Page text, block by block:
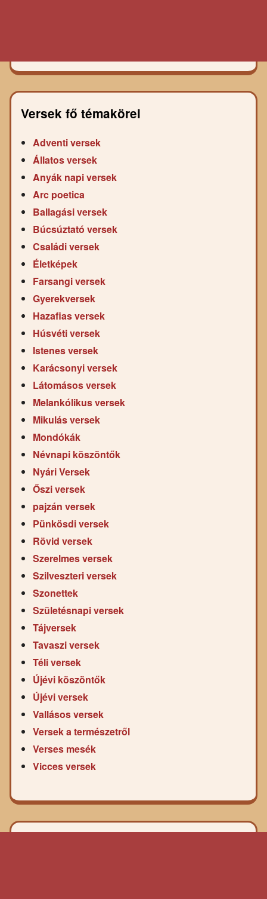
Versek fő témakörei
Adventi versek
Állatos versek
Anyák napi versek
Arc poetica
Ballagási versek
Búcsúztató versek
Családi versek
Életképek
Farsangi versek
Gyerekversek
Hazafias versek
Húsvéti versek
Istenes versek
Karácsonyi versek
Látomásos versek
Melankólikus versek
Mikulás versek
Mondókák
Névnapi köszöntők
Nyári Versek
Őszi versek
pajzán versek
Pünkösdi versek
Rövid versek
Szerelmes versek
Szilveszteri versek
Szonettek
Születésnapi versek
Tájversek
Tavaszi versek
Téli versek
Újévi köszöntők
Újévi versek
Vallásos versek
Versek a természetről
Verses mesék
Vicces versek